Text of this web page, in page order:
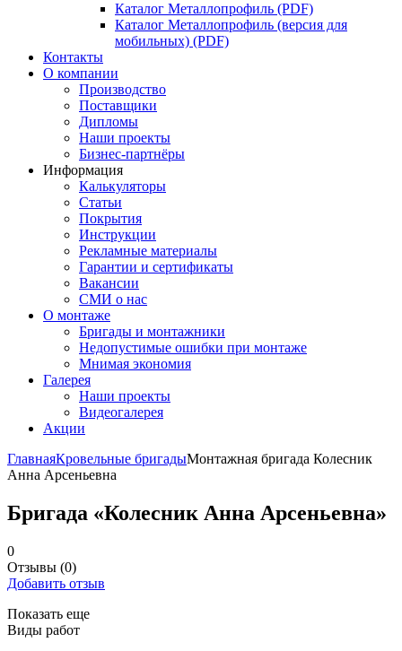
Каталог Металлопрофиль (PDF)
Каталог Металлопрофиль (версия для
мобильных) (PDF)
Контакты
О компании
Производство
Поставщики
Дипломы
Наши проекты
Бизнес-партнёры
Информация
Калькуляторы
Статьи
Покрытия
Инструкции
Рекламные материалы
Гарантии и сертификаты
Вакансии
СМИ о нас
О монтаже
Бригады и монтажники
Недопустимые ошибки при монтаже
Мнимая экономия
Галерея
Наши проекты
Видеогалерея
Акции
ГлавнаяКровельные бригадыМонтажная бригада Колесник
Анна Арсеньевна
Бригада «Колесник Анна Арсеньевна»
0
Отзывы (0)
Добавить отзыв
Показать еще
Виды работ